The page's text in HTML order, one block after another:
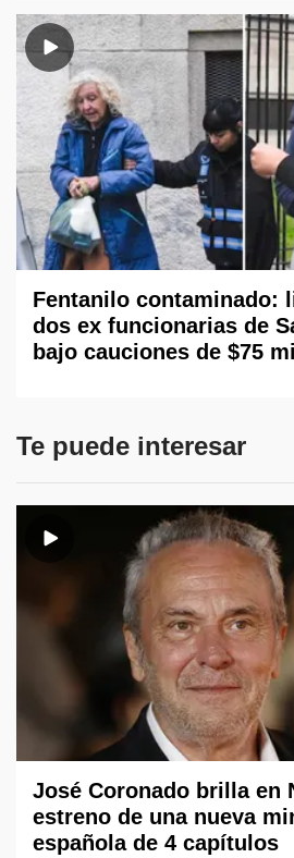
Fentanilo contaminado:
dos ex funcionarias de
bajo cauciones de $75
Te puede interesar
José Coronado brilla en
estreno de una nueva
española de 4 capítulos